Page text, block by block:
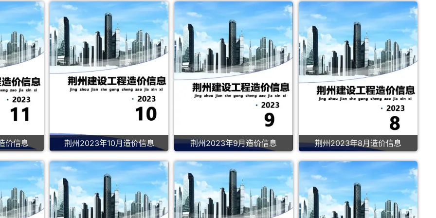
价信息 荆州2023年10月造价信息 荆州2023年9月造价信息 荆州2023年8月造价信息